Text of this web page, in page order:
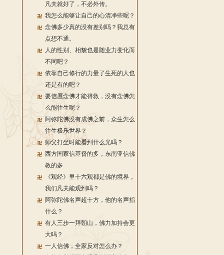
凡夫就好了，不必外传。
我怎么能够让自己的心清净些呢？
念佛多少真的没有差别吗？我总有
点想不通。
人的性别、相貌也是随业力变化而
不同吧？
依靠自己修行的力量了生死的人也
还是有的吧？
要信愿念佛才能得救，没有念佛怎
么能往生呢？
阿弥陀佛没有成佛之前，众生怎么
往生极乐世界？
师父打坐时能看到什么光吗？
西方国家信基督的多，东南亚信佛
教的多
《观经》里十六观都是佛的境界，
我们凡夫能观到吗？
阿弥陀佛名声超十方，他的名声指
什么？
有人三步一拜朝山，佛力加持会更
大吗？
一人信佛，全家反对怎么办？